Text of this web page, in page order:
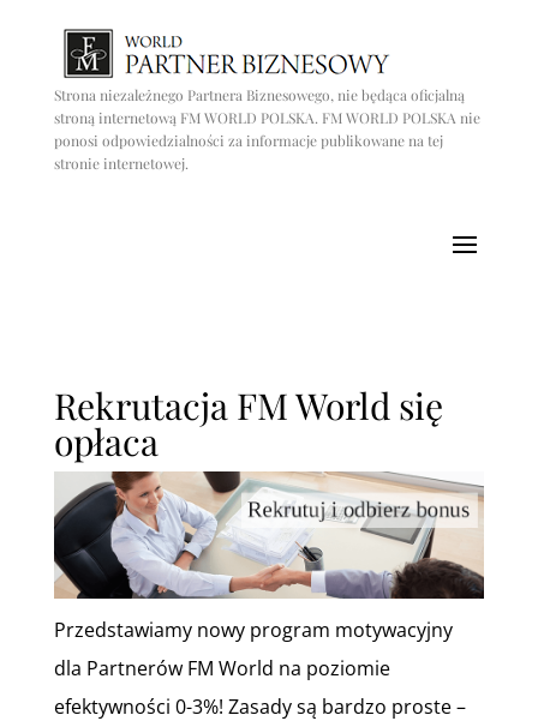
Strona niezależnego Partnera Biznesowego, nie będąca oficjalną
stroną internetową FM WORLD POLSKA. FM WORLD POLSKA nie
ponosi odpowiedzialności za informacje publikowane na tej
stronie internetowej.
Rekrutacja FM World się
opłaca
Przedstawiamy nowy program motywacyjny
dla Partnerów FM World na poziomie
efektywności 0-3%! Zasady są bardzo proste –